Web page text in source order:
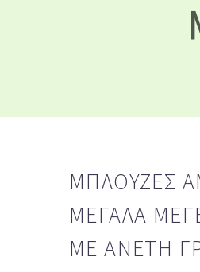
ΜΠΛΟΎΖΕΣ
ΜΕΓΆΛΑ
ΜΕ ΆΝΕΤΗ